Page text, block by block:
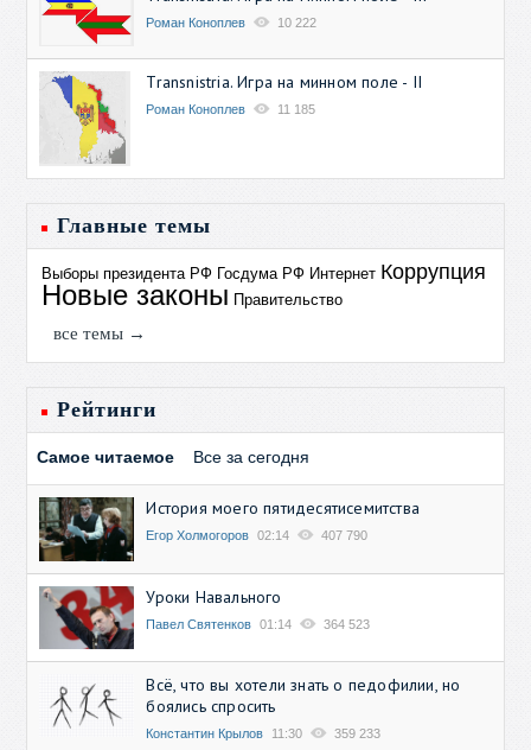
Роман Коноплев 10 222
Transnistria. Игра на минном поле - II
Роман Коноплев 11 185
Главные темы
Выборы президента РФ Госдума РФ Интернет Коррупция
Новые законы Правительство
все темы →
Рейтинги
Самое читаемое Все за сегодня
История моего пятидесятисемитства
Егор Холмогоров 02:14 407 790
Уроки Навального
Павел Святенков 01:14 364 523
Всё, что вы хотели знать о педофилии, но
боялись спросить
Константин Крылов 11:30 359 233